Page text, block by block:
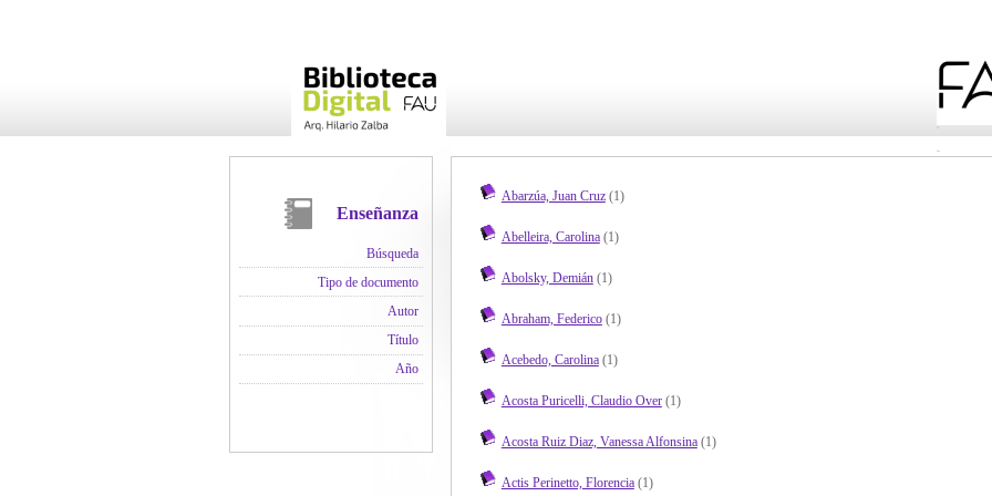
Enseñanza
Búsqueda
Tipo de documento
Autor
Título
Año
Abarzúa, Juan Cruz(1)
Abelleira, Carolina(1)
Abolsky, Demián(1)
Abraham, Federico(1)
Acebedo, Carolina(1)
Acosta Puricelli, Claudio Over(1)
Acosta Ruiz Diaz, Vanessa Alfonsina(1)
Actis Perinetto, Florencia(1)